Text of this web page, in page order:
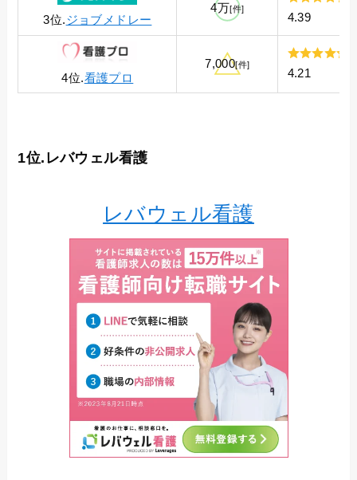
3位.ジョブメドレー
4万[件]
4.39
4位.看護プロ
7,000[件]
4.21
1位.レバウェル看護
レバウェル看護